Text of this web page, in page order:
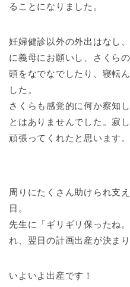
ることになりました。
妊婦健診以外の外出はなし
に義母にお願いし、さくら
頭をなでなでしたり、寝転
した。
さくらも感覚的に何か察知
とはありませんでした。寂
頑張ってくれたと思います。
周りにたくさん助けられ支
日。
先生に「ギリギリ保ったね
れ、翌日の計画出産が決まり
いよいよ出産です！